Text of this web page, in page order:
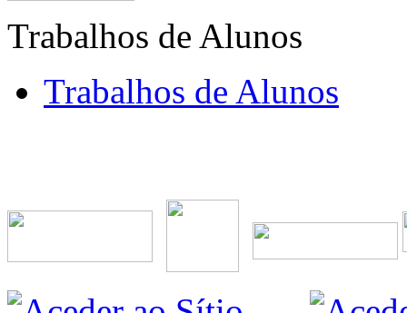
Trabalhos de Alunos
Trabalhos de Alunos